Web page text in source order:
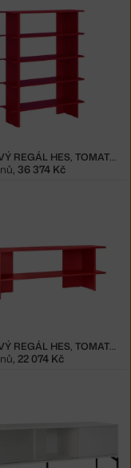
POLICOVÝ REGÁL HES, TOMATO RED
, 36 374 Kč
POLICOVÝ REGÁL HES, TOMATO RED
, 22 074 Kč